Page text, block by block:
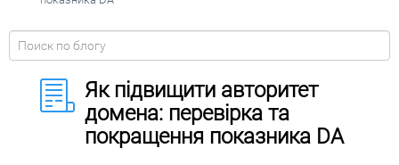
Як підвищити авторитет
домена: перевірка та
покращення показника DA